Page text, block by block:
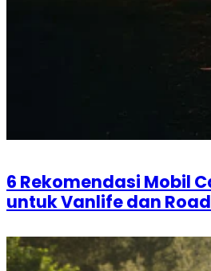
6 Rekomendasi Mobil
untuk Vanlife dan